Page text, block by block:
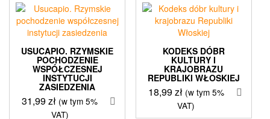
USUCAPIO. RZYMSKIE
POCHODZENIE
WSPÓŁCZESNEJ
INSTYTUCJI
ZASIEDZENIA
31,99zł (w tym 5%
VAT)
KODEKS DÓBR
KULTURY I
KRAJOBRAZU
REPUBLIKI WŁOSKIEJ
18,99zł (w tym 5%
VAT)